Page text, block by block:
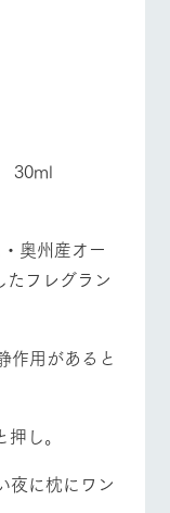
クセス
お客様へ
合わせ
奥州産オー
たフレグラン
作用があると
し。
夜に枕にワン